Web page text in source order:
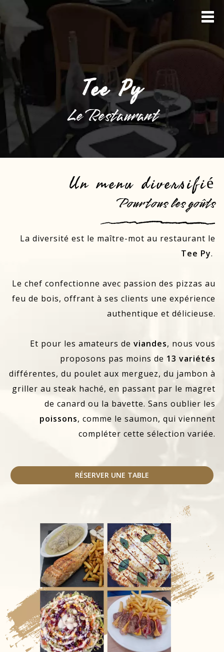
Tee Py
Le Restaurant
Un menu diversifié
Pour tous les goûts
La diversité est le maître-mot au restaurant le
Tee Py.
Le chef confectionne avec passion des pizzas au
feu de bois, offrant à ses clients une expérience
authentique et délicieuse.
Et pour les amateurs deviandes, nous vous
proposons pas moins de 13 variétés
différentes, du poulet aux merguez, du jambon à
griller au steak haché, en passant par le magret
de canard ou la bavette. Sans oublier les
poissons, comme le saumon, qui viennent
compléter cette sélection variée.
RÉSERVER UNE TABLE